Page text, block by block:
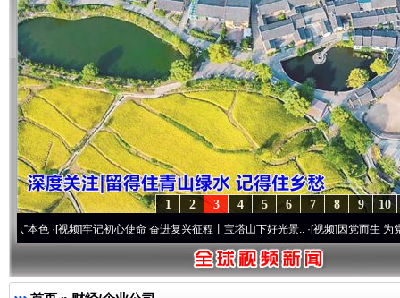
10
9
8
7
6
5
4
3
2
1
牢记初心使命 奋进复兴征程丨宝塔山下好光景..·[视频]因党而生 为党而战——百年